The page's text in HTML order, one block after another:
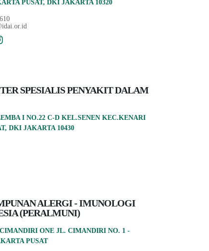
PUSAT, DKI JAKARTA 10320
SPESIALIS PENYAKIT DALAM
I NO.22 C-D KEL.SENEN KEC.KENARI
DKI JAKARTA 10430
ALERGI - IMUNOLOGI
(PERALMUNI)
ONE JL. CIMANDIRI NO. 1 -
PUSAT